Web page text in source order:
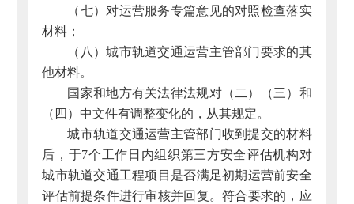
（七）对运营服务专篇意见的对照检查落实
材料；
（八）城市轨道交通运营主管部门要求的其
他材料。
国家和地方有关法律法规对（二）（三）和
（四）中文件有调整变化的，从其规定。
城市轨道交通运营主管部门收到提交的材料
后，于7个工作日内组织第三方安全评估机构对
城市轨道交通工程项目是否满足初期运营前安全
评估前提条件进行审核并回复。符合要求的，应